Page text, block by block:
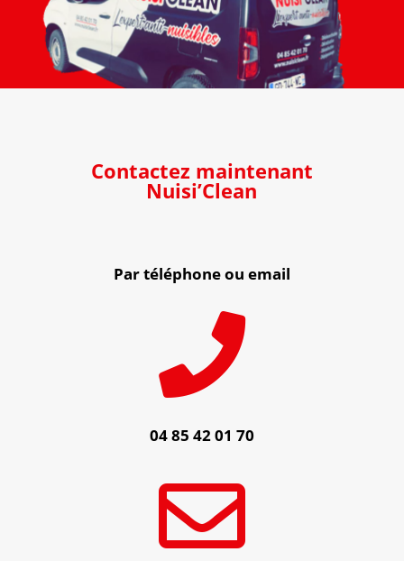
Contactez maintenant
Nuisi’Clean
Par téléphone ou email

04 85 42 01 70
